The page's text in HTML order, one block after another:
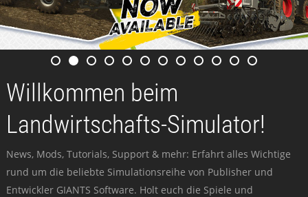
Willkommen beim
Landwirtschafts-Simulator!
News, Mods, Tutorials, Support & mehr: Erfahrt alles Wichtige
rund um die beliebte Simulationsreihe von Publisher und
Entwickler GIANTS Software. Holt euch die Spiele und